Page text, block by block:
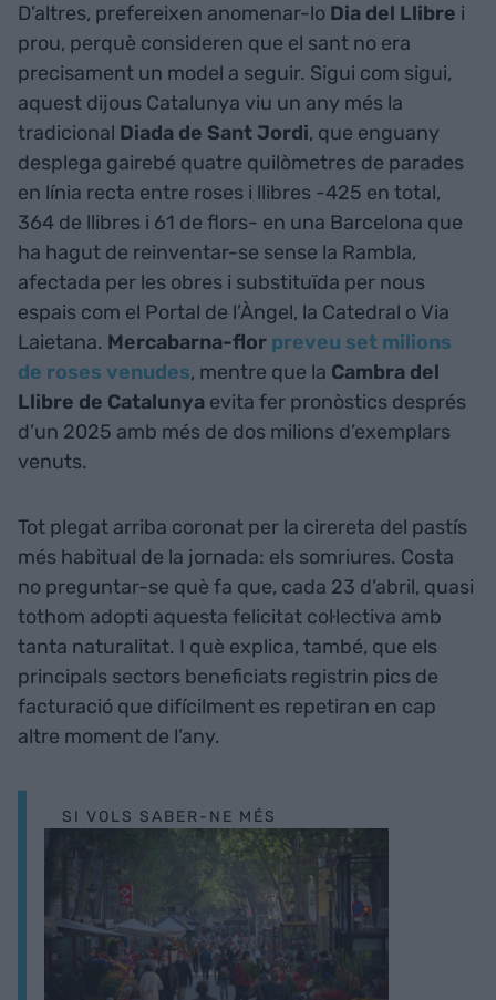
D’altres, prefereixen anomenar-lo Dia del Llibre i
prou, perquè consideren que el sant no era
precisament un model a seguir. Sigui com sigui,
aquest dijous Catalunya viu un any més la
tradicional Diada de Sant Jordi, que enguany
desplega gairebé quatre quilòmetres de parades
en línia recta entre roses i llibres -425 en total,
364 de llibres i 61 de flors- en una Barcelona que
ha hagut de reinventar-se sense la Rambla,
afectada per les obres i substituïda per nous
espais com el Portal de l’Àngel, la Catedral o Via
Laietana. Mercabarna-flor preveu set milions
de roses venudes, mentre que la Cambra del
Llibre de Catalunya evita fer pronòstics després
d’un 2025 amb més de dos milions d’exemplars
venuts.
Tot plegat arriba coronat per la cirereta del pastís
més habitual de la jornada: els somriures. Costa
no preguntar-se què fa que, cada 23 d’abril, quasi
tothom adopti aquesta felicitat col·lectiva amb
tanta naturalitat. I què explica, també, que els
principals sectors beneficiats registrin pics de
facturació que difícilment es repetiran en cap
altre moment de l’any.
SI VOLS SABER-NE MÉS